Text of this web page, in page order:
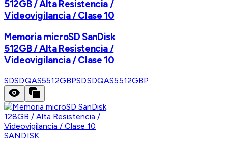
512GB / Alta Resistencia /
Videovigilancia / Clase 10
Memoria microSD SanDisk
512GB / Alta Resistencia /
Videovigilancia / Clase 10
SDSDQAS5512GBPSDSDQAS5512GBP
SANDISK